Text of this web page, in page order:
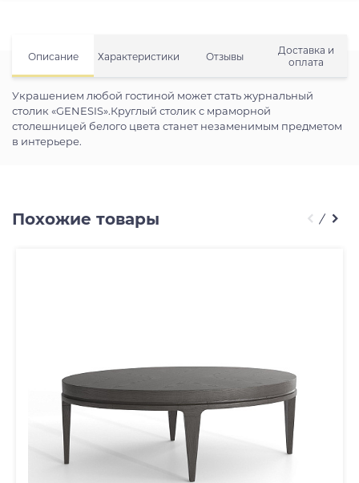
Описание Характеристики Отзывы
Доставка и
оплата
Украшением любой гостиной может стать журнальный
столик «GENESIS».Круглый столик c мраморной
столешницей белого цвета станет незаменимым предметом
в интерьере.
Похожие товары